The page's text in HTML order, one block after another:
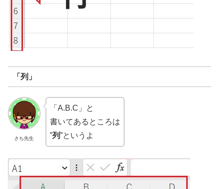
「列」
さち先生
「A.B.C」と
書いてあるところは
”列”というよ